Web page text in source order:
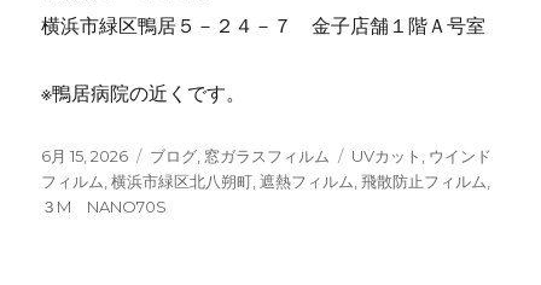
横浜市緑区鴨居５－２４－７ 金子店舗１階Ａ号室
※鴨居病院の近くです。
投
稿
日:
6月 15, 2026
カ
テ
ゴ
ブログ 窓ガラスフィルム
タ
グ
UVカット
ウインド
フィルム ,横浜市緑区北八朔町 ,遮熱フィルム ,飛散防止フィルム
３M NANO70S